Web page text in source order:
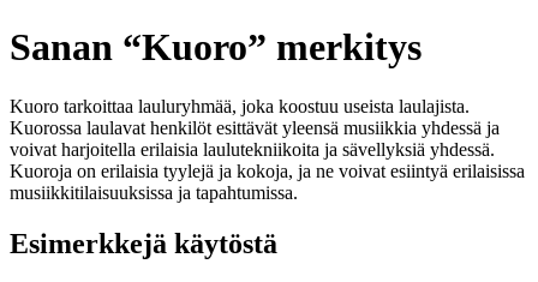
Sanan “Kuoro” merkitys
Kuoro tarkoittaa lauluryhmää, joka koostuu useista laulajista.
Kuorossa laulavat henkilöt esittävät yleensä musiikkia yhdessä ja
voivat harjoitella erilaisia laulutekniikoita ja sävellyksiä yhdessä.
Kuoroja on erilaisia tyylejä ja kokoja, ja ne voivat esiintyä erilaisissa
musiikkitilaisuuksissa ja tapahtumissa.
Esimerkkejä käytöstä